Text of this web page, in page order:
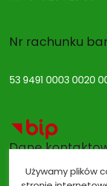
Nr rachunku
53 9491 0003 0020
Dane
Używamy plików